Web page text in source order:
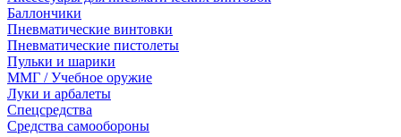
Баллончики
Пневматические винтовки
Пневматические пистолеты
Пульки и шарики
ММГ / Учебное оружие
Луки и арбалеты
Спецсредства
Средства самообороны